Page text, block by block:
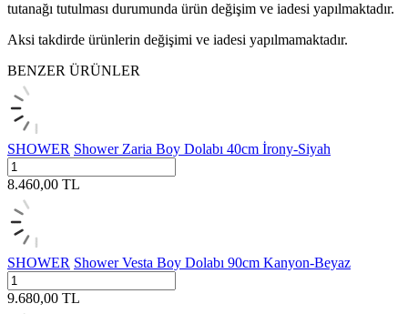
tutanağı tutulması durumunda ürün değişim ve iadesi yapılmaktadır.
Aksi takdirde ürünlerin değişimi ve iadesi yapılmamaktadır.
BENZER ÜRÜNLER
SHOWER Shower Zaria Boy Dolabı 40cm İrony-Siyah
8.460,00 TL
SHOWER Shower Vesta Boy Dolabı 90cm Kanyon-Beyaz
9.680,00 TL